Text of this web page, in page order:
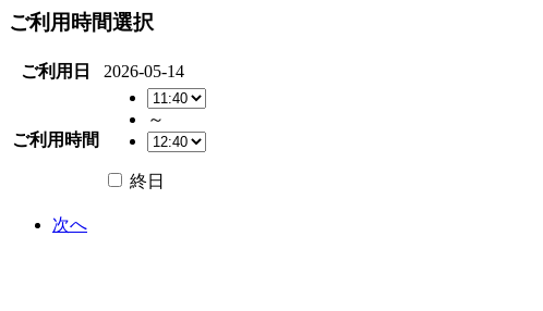
ご利用時間選択
ご利用日 2026-05-14
ご利用時間
～
終日
次へ